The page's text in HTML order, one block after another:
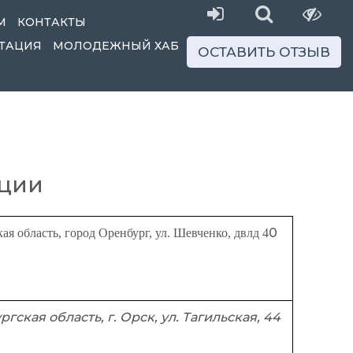
КОНТАКТЫ
МОЛОДЕЖНЫЙ ХАБ ОСТАВИТЬ ОТЗЫВ
область, город Оренбург, ул. Шевченко, двлд 40
область, г. Орск, ул. Тагильская, 44